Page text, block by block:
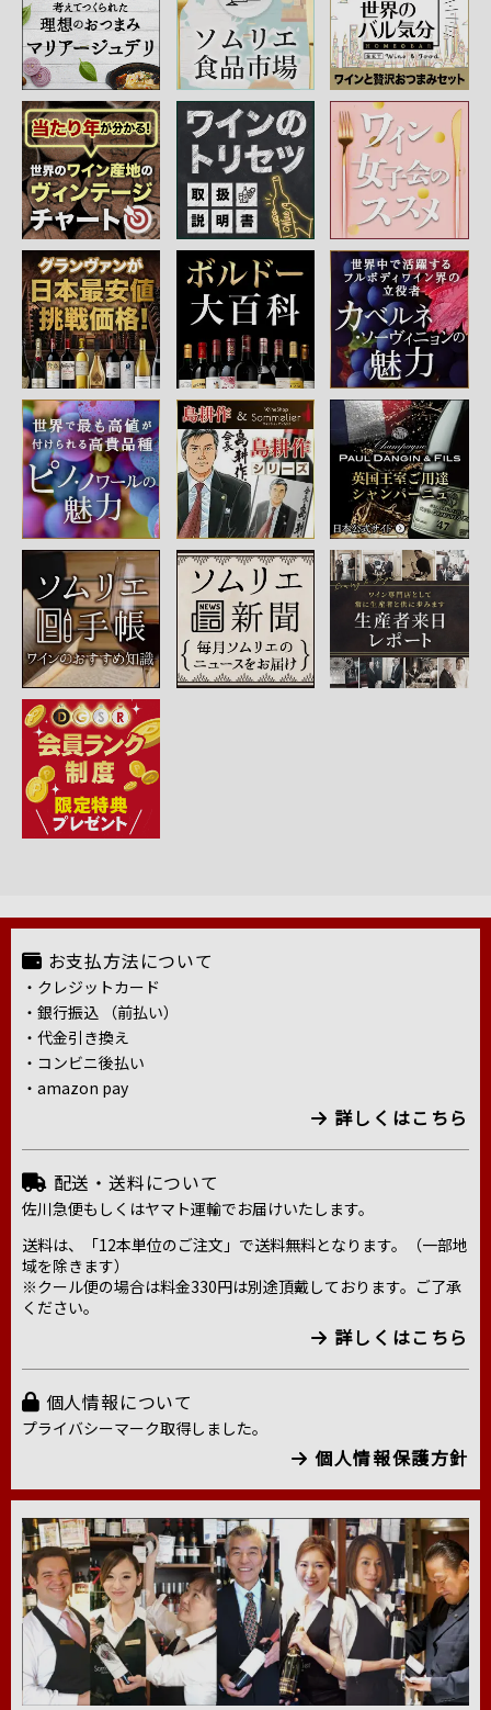
お支払方法について
・クレジットカード
・銀行振込 （前払い）
・代金引き換え
・コンビニ後払い
・amazon pay
詳しくはこちら
配送・送料について
佐川急便もしくはヤマト運輸でお届けいたします。
送料は、「12本単位のご注文」で送料無料となります。（一部地
域を除きます）
※クール便の場合は料金330円は別途頂戴しております。ご了承
ください。
詳しくはこちら
個人情報について
プライバシーマーク取得しました。
個人情報保護方針